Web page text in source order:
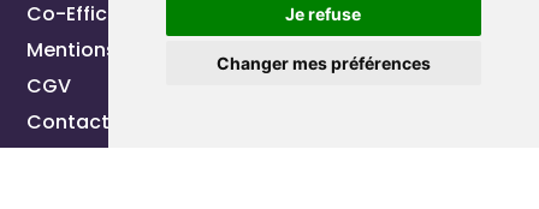
Je refuse
Changer mes préférences
Co-Efficience 2026
Mentions légales
CGV
Contactez-nous